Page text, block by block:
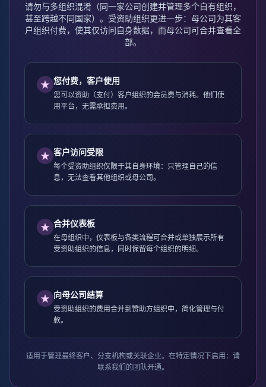
请勿与多组织混淆（同一家公司创建并管理多个自有组织，
甚至跨越不同国家）。受资助组织更进一步：母公司为其客
户组织付费，使其仅访问自身数据，而母公司可合并查看全
部。
★ 您付费，客户使用
您可以资助（支付）客户组织的会员费与消耗。他们使
用平台，无需承担费用。
★ 客户访问受限
每个受资助组织仅限于其自身环境：只管理自己的信
息，无法查看其他组织或母公司。
★ 合并仪表板
在母组织中，仪表板与各类流程可合并或单独展示所有
受资助组织的信息，同时保留每个组织的明细。
★ 向母公司结算
受资助组织的费用合并到赞助方组织中，简化管理与付
款。
适用于管理最终客户、分支机构或关联企业。在特定情况下启用：请
联系我们的团队开通。